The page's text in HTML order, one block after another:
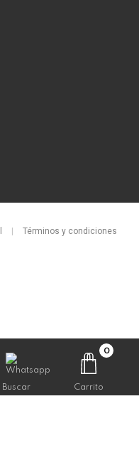
Buscar
0
Carrito
|
Términos y condiciones